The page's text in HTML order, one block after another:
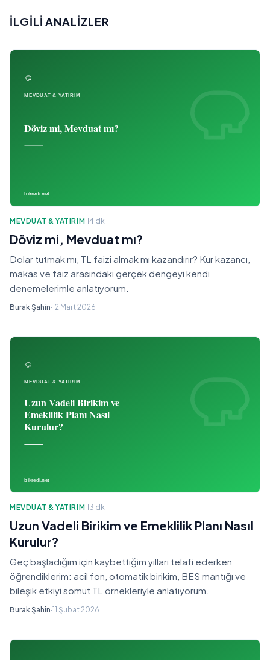
İLGILI ANALIZLER
MEVDUAT & YATIRIM·14 dk
Döviz mi, Mevduat mı?
Dolar tutmak mı, TL faizi almak mı kazandırır? Kur kazancı,
makas ve faiz arasındaki gerçek dengeyi kendi
denemelerimle anlatıyorum.
Burak Şahin·12 Mart 2026
MEVDUAT & YATIRIM·13 dk
Uzun Vadeli Birikim ve Emeklilik Planı Nasıl
Kurulur?
Geç başladığım için kaybettiğim yılları telafi ederken
öğrendiklerim: acil fon, otomatik birikim, BES mantığı ve
bileşik etkiyi somut TL örnekleriyle anlatıyorum.
Burak Şahin·11 Şubat 2026